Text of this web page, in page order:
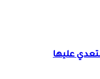
عليها